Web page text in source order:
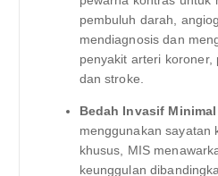
pembuluh darah,
mendiagnosis dan
penyakit arteri koroner,
dan stroke.
Bedah Invasif Minimal
menggunakan sayatan
khusus, MIS
keunggulan